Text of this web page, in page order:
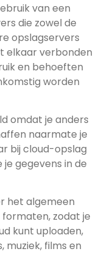
van een
die zowel de
opslagservers
elkaar verbonden
en behoeften
worden
omdat je anders
naarmate je
bij cloud-opslag
gegevens in de
het algemeen
zodat je
kunt uploaden,
muziek, films en